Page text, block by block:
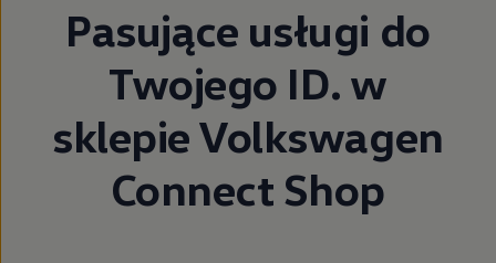
Pasujące usługi do
Twojego ID. w
sklepieVolkswagen
Connect Shop